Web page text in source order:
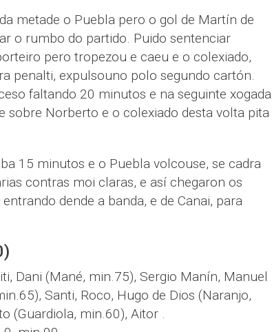
metade o Puebla pero o gol de Martín de
o rumbo do partido. Puido sentenciar
pero tropezou e caeu e o colexiado,
penalti, expulsouno polo segundo cartón.
faltando 20 minutos e na seguinte xogada
sobre Norberto e o colexiado desta volta pita
15 minutos e o Puebla volcouse, se cadra
contras moi claras, e así chegaron os
dende a banda, e de Canai, para
Dani (Mané, min.75), Sergio Manín, Manuel
Santi, Roco, Hugo de Dios (Naranjo,
(Guardiola, min.60), Aitor .